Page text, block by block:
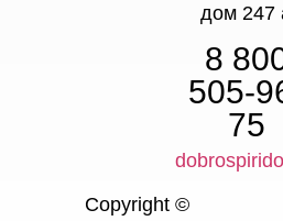
дом 247
8
505-
75
Copyright ©